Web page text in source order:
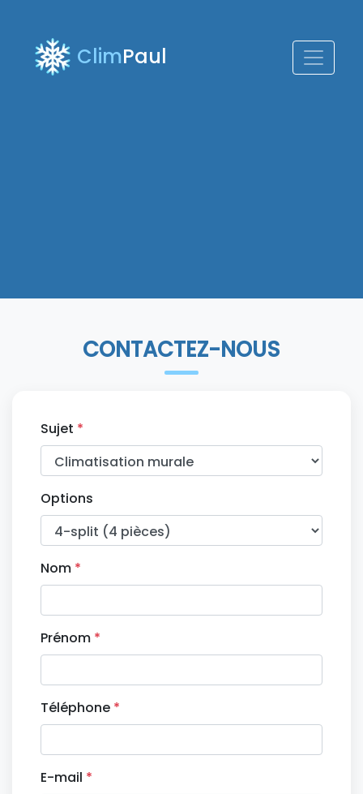
ClimPaul
CONTACTEZ-NOUS
Sujet *
Options
Nom *
Prénom *
Téléphone *
E-mail *